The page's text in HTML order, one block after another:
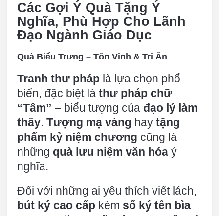
Các Gợi Ý Quà Tặng Ý
Nghĩa, Phù Hợp Cho Lãnh
Đạo Ngành Giáo Dục
Quà Biểu Trưng – Tôn Vinh & Tri Ân
Tranh thư pháp là lựa chọn phổ
biến, đặc biệt là thư pháp chữ
“Tâm” – biểu tượng của đạo lý làm
thầy. Tượng mạ vàng hay tặng
phẩm kỷ niệm chương cũng là
những quà lưu niệm văn hóa ý
nghĩa.
Đối với những ai yêu thích viết lách,
bút ký cao cấp kèm sổ ký tên bìa